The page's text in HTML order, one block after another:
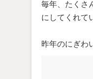
毎年、たくさ
にしてくれて
昨年のにぎわ